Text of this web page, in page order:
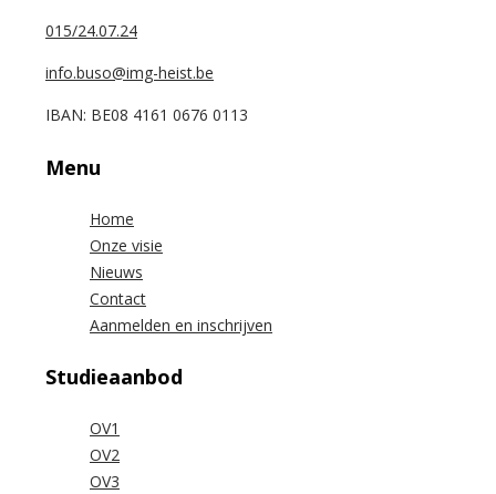
015/24.07.24
info.buso@img-heist.be
IBAN: BE08 4161 0676 0113
Menu
Home
Onze visie
Nieuws
Contact
Aanmelden en inschrijven
Studieaanbod
OV1
OV2
OV3